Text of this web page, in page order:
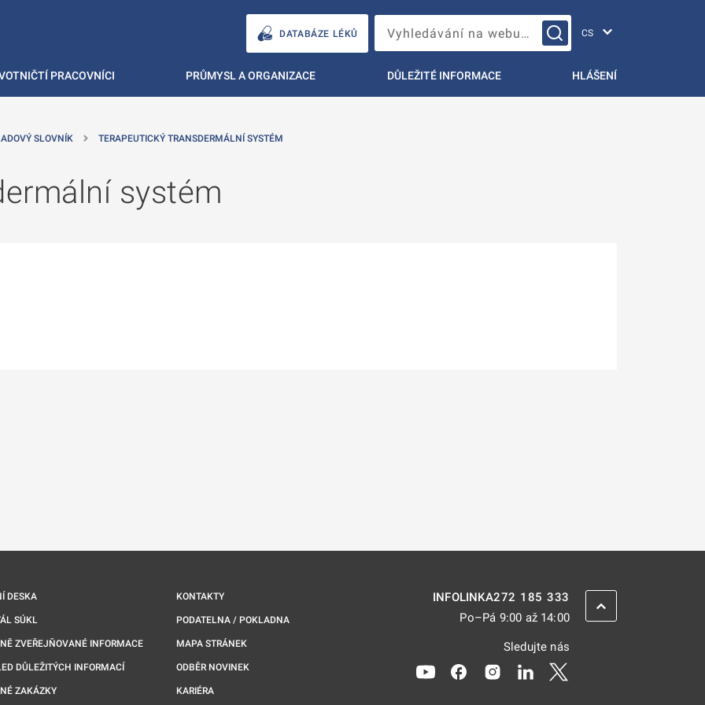
DATABÁZE LÉKŮ Vyhledávání na webu…
PRACOVNÍCI PRŮMYSL A ORGANIZACE DŮLEŽITÉ INFORMACE HLÁŠENÍ
SLOVNÍK TERAPEUTICKÝ TRANSDERMÁLNÍ SYSTÉM
systém
kartě
DESKA
SÚKL
ZVEŘEJŇOVANÉ INFORMACE
DŮLEŽITÝCH INFORMACÍ
ZAKÁZKY
KONTAKTY
PODATELNA / POKLADNA
MAPA STRÁNEK
ODBĚR NOVINEK
KARIÉRA
INFOLINKA272 185 333
Po–Pá 9:00 až 14:00
Sledujte nás
Odkaz se otevře na nové kartě
Odkaz se otevře na nové kartě
Odkaz se otevře na nové kartě
Odkaz se otevře na nové
ZPĚT NAHORU